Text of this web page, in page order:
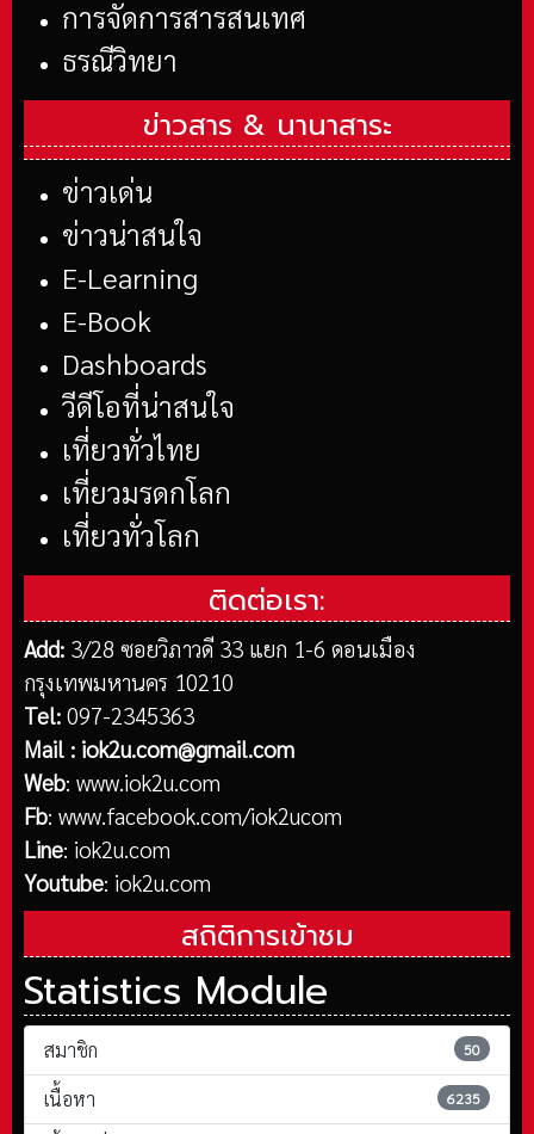
การจัดการสารสนเทศ
ธรณีวิทยา
ข่าวสาร & นานาสาระ
ข่าวเด่น
ข่าวน่าสนใจ
E-Learning
E-Book
Dashboards
วีดีโอที่น่าสนใจ
เที่ยวทั่วไทย
เที่ยวมรดกโลก
เที่ยวทั่วโลก
ติดต่อเรา:
Add: 3/28 ซอยวิภาวดี 33 แยก 1-6 ดอนเมือง
กรุงเทพมหานคร 10210
Tel: 097-2345363
Mail : iok2u.com@gmail.com
Web: www.iok2u.com
Fb: www.facebook.com/iok2ucom
Line: iok2u.com
Youtube: iok2u.com
สถิติการเข้าชม
Statistics Module
สมาชิก 50
เนื้อหา 6235